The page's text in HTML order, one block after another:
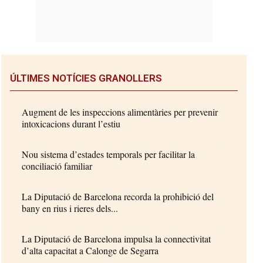
ÚLTIMES NOTÍCIES GRANOLLERS
Augment de les inspeccions alimentàries per prevenir
intoxicacions durant l’estiu
Nou sistema d’estades temporals per facilitar la
conciliació familiar
La Diputació de Barcelona recorda la prohibició del
bany en rius i rieres dels...
La Diputació de Barcelona impulsa la connectivitat
d’alta capacitat a Calonge de Segarra